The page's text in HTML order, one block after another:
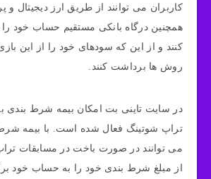
کاربران می توانند از طریق ارز دیجیتال و
همچنین درگاه بانکی مستقیم حساب خود
کنند و از این که سودهای خود را از این
روش ها برداشت کنند.
در سایت تاینی بت امکان بیمه شرط بندی
تراپ شوتینگ فعال شده است. با بیمه شرط
می توانند در صورت باخت در مسابقات
از مبلغ شرط بندی خود را به حساب خود